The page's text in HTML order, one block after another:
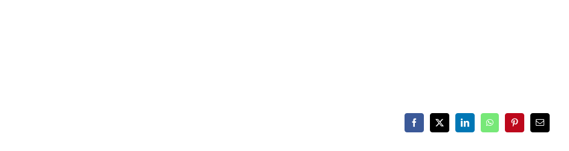
Facebook
X LinkedInWhatsAppPinterest
E-
mail